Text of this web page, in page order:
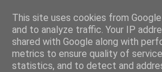
Gangleri - Il
Progetto Bifröst
This site uses cookies from
and to analyze traffic. Your IP
shared with Google along with
metrics to ensure quality of
statistics, and to detect and